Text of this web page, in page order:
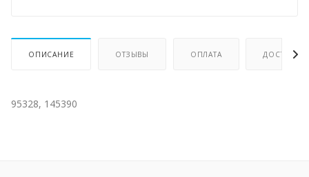
ОПИСАНИЕ ОТЗЫВЫ ОПЛАТА ДОСТАВКА
95328, 145390